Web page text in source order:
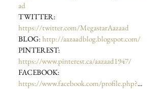
ad
TWITTER:
https://twitter.com/MegastarAazaad
BLOG: http://aazaadblog.blogspot.com/
PINTEREST:
https://www.pinterest.ca/aazaad1947/
FACEBOOK:
https://www.facebook.com/profile.php?...